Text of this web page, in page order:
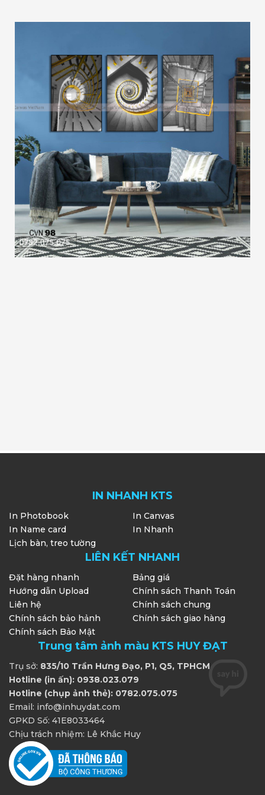
IN NHANH KTS
In Photobook
In Canvas
In Name card
In Nhanh
Lịch bàn, treo tường
LIÊN KẾT NHANH
Đặt hàng nhanh
Bảng giá
Hướng dẫn Upload
Chính sách Thanh Toán
Liên hệ
Chính sách chung
Chính sách bảo hảnh
Chính sách giao hàng
Chính sách Bảo Mật
Trung tâm ảnh màu KTS HUY ĐẠT
Trụ sở: 835/10 Trần Hưng Đạo, P1, Q5, TPHCM
Hotline (in ấn): 0938.023.079
Hotline (chụp ảnh thẻ): 0782.075.075
Email: info@inhuydat.com
GPKD Số: 41E8033464
Chịu trách nhiệm: Lê Khắc Huy